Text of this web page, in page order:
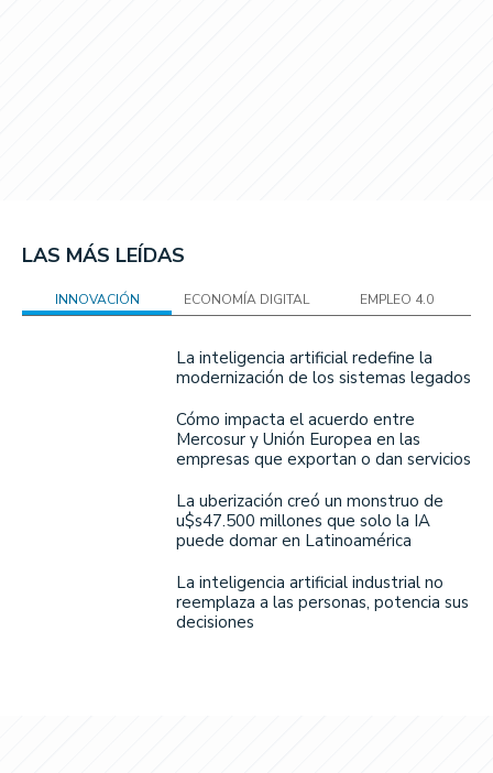
LAS MÁS LEÍDAS
INNOVACIÓN ECONOMÍA DIGITAL EMPLEO 4.0
La inteligencia artificial redefine la
modernización de los sistemas legados
Cómo impacta el acuerdo entre
Mercosur y Unión Europea en las
empresas que exportan o dan servicios
La uberización creó un monstruo de
u$s47.500 millones que solo la IA
puede domar en Latinoamérica
La inteligencia artificial industrial no
reemplaza a las personas, potencia sus
decisiones